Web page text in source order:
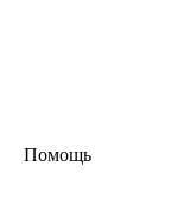
Помощь